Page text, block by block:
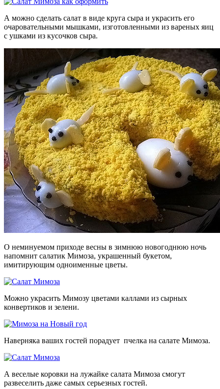
А можно сделать салат в виде круга сыра и украсить его
очаровательными мышками, изготовленными из вареных яиц
с ушками из кусочков сыра.
О неминуемом приходе весны в зимнюю новогоднюю ночь
напомнит салатик Мимоза, украшенный букетом,
имитирующим одноименные цветы.
Можно украсить Мимозу цветами каллами из сырных
конвертиков и зелени.
Наверняка ваших гостей порадует пчелка на салате Мимоза.
А веселые коровки на лужайке салата Мимоза смогут
развеселить даже самых серьезных гостей.